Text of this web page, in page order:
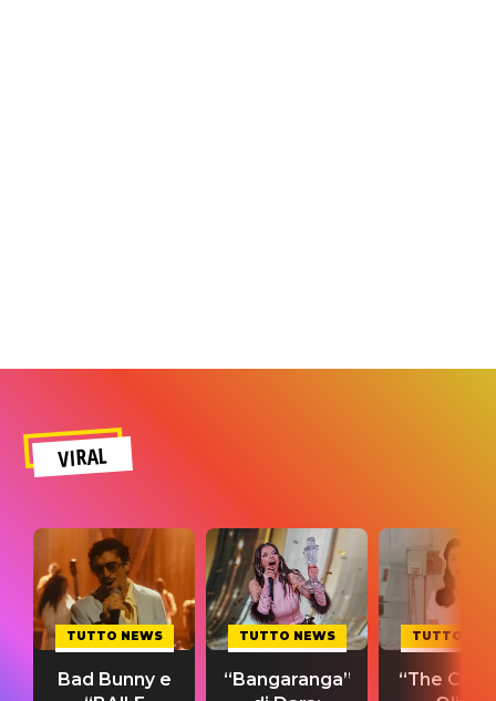
VIRAL
TUTTO NEWS
Bad Bunny e
TUTTO NEWS
“Bangaranga”
TUTTO
“The